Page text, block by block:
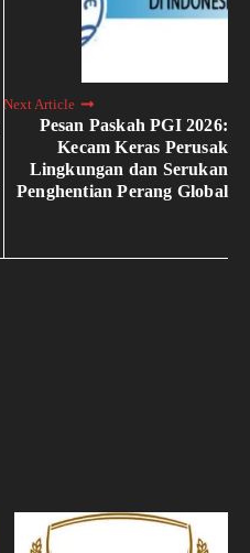
Next Article
Pesan Paskah PGI 2026:
Kecam Keras Perusak
Lingkungan dan Serukan
Penghentian Perang Global